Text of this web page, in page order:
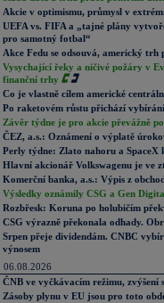
Akcie v optimismu, průmysl v
UEFA vs. FIFA a „tajné plány
pro samotný fotbal“
Akce Fedu se odsouvá, americký
Vysychající řeky a ničivé požáry v
finanční trhy
Co je vlastně cílem americké
Po raketovém růstu přichází
Závěr týdne je pro akcie převážně
ČEZ, a.s.: Oznámení o výplatě
Perly týdne: Zlato nahoru a SpaceX
Hlavní akcionář Volkswagenu je ve
Komerční banka, a.s.: Výpis z
Výsledky oznámily CSG a Gen
Rozbřesk: Koruna po holubičím
CSG výrazně překonala odhady.
Srpen přeje dividendám. CNBC
výnosem
06.08.2026
ČNB ve vyčkávacím režimu, zvýšení
Zásoby plynu v EU jsou pro toto